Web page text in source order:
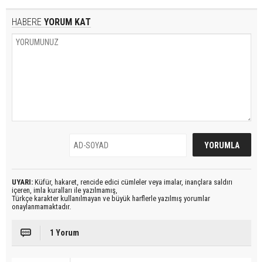
HABERE YORUM KAT
UYARI: Küfür, hakaret, rencide edici cümleler veya imalar, inançlara saldırı
içeren, imla kuralları ile yazılmamış,
Türkçe karakter kullanılmayan ve büyük harflerle yazılmış yorumlar
onaylanmamaktadır.
1 Yorum